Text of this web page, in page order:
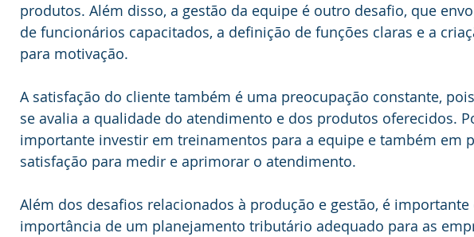
produtos. Além disso, a gestão da equipe é outro desafio, que
de funcionários capacitados, a definição de funções claras e a
para motivação.
A satisfação do cliente também é uma preocupação constante,
se avalia a qualidade do atendimento e dos produtos oferecidos.
importante investir em treinamentos para a equipe e também em
satisfação para medir e aprimorar o atendimento.
Além dos desafios relacionados à produção e gestão, é importante
importância de um planejamento tributário adequado para as